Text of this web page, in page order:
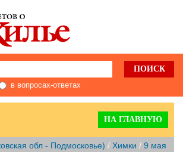
в вопросах-ответах
НА ГЛАВНУЮ
обл - Подмосковье) / Химки / 9 мая